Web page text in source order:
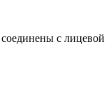
с лицевой